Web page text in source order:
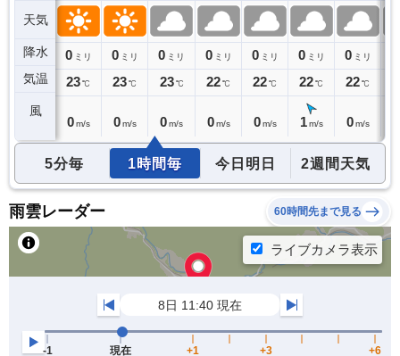
天気
降水
気温
風
0ミリ
24℃
0 ミリ
23℃
0 m/s
0 ミリ
23℃
0 m/s
0 ミリ
23 ℃
0m/s
0 ミリ
22℃
0 m/s
0 ミリ
22℃
0 m/s
0 ミリ
22℃
1 m/s
0 ミリ
22℃
0 m/s
5分毎 1時間毎 今日明日 2週間天気
雨雲レーダー 60時間先まで見る